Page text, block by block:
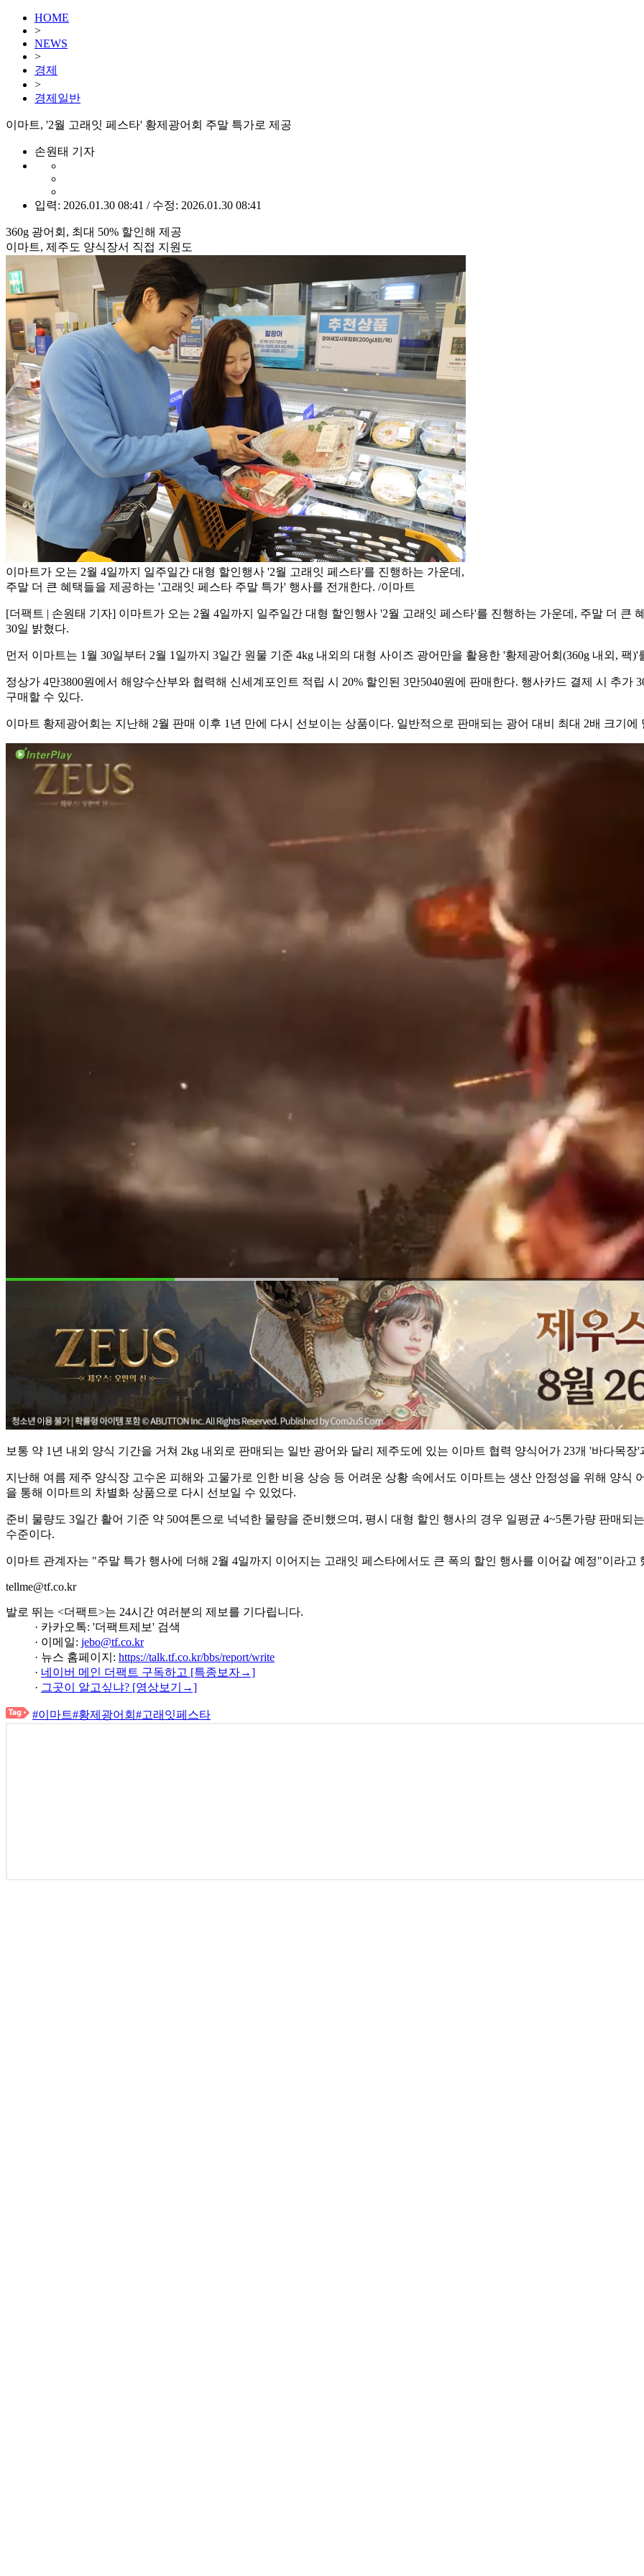
HOME
>
NEWS
>
경제
>
경제일반
이마트, '2월 고래잇 페스타' 황제광어회 주말 특가로 제공
손원태 기자
입력: 2026.01.30 08:41 / 수정: 2026.01.30 08:41
360g 광어회, 최대 50% 할인해 제공
이마트, 제주도 양식장서 직접 지원도
이마트가 오는 2월 4일까지 일주일간 대형 할인행사 '2월 고래잇 페스타'를 진행하는 가운데,
주말 더 큰 혜택들을 제공하는 '고래잇 페스타 주말 특가' 행사를 전개한다. /이마트
[더팩트 | 손원태 기자] 이마트가 오는 2월 4일까지 일주일간 대형 할인행사 '2월 고래잇 페스타'를 진행하는 가운데, 주말 더 큰
30일 밝혔다.
먼저 이마트는 1월 30일부터 2월 1일까지 3일간 원물 기준 4kg 내외의 대형 사이즈 광어만을 활용한 '황제광어회(360g 내외, 팩
정상가 4만3800원에서 해양수산부와 협력해 신세계포인트 적립 시 20% 할인된 3만5040원에 판매한다. 행사카드 결제 시 추가
구매할 수 있다.
이마트 황제광어회는 지난해 2월 판매 이후 1년 만에 다시 선보이는 상품이다. 일반적으로 판매되는 광어 대비 최대 2배 크기
보통 약 1년 내외 양식 기간을 거쳐 2kg 내외로 판매되는 일반 광어와 달리 제주도에 있는 이마트 협력 양식어가 23개 '바다목
지난해 여름 제주 양식장 고수온 피해와 고물가로 인한 비용 상승 등 어려운 상황 속에서도 이마트는 생산 안정성을 위해 양식
을 통해 이마트의 차별화 상품으로 다시 선보일 수 있었다.
준비 물량도 3일간 활어 기준 약 50여톤으로 넉넉한 물량을 준비했으며, 평시 대형 할인 행사의 경우 일평균 4~5톤가량 판매되
수준이다.
이마트 관계자는 "주말 특가 행사에 더해 2월 4일까지 이어지는 고래잇 페스타에서도 큰 폭의 할인 행사를 이어갈 예정"이라고
tellme@tf.co.kr
발로 뛰는 <더팩트>는 24시간 여러분의 제보를 기다립니다.
· 카카오톡: '더팩트제보' 검색
· 이메일: jebo@tf.co.kr
· 뉴스 홈페이지: https://talk.tf.co.kr/bbs/report/write
· 네이버 메인 더팩트 구독하고 [특종보자→]
· 그곳이 알고싶냐? [영상보기→]
#이마트#황제광어회 #고래잇페스타